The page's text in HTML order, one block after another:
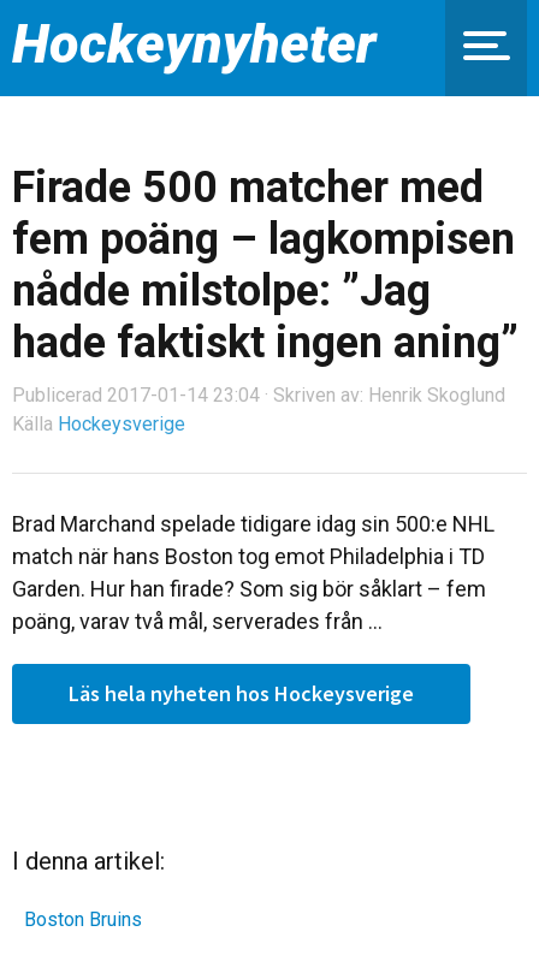
Hockeynyheter
Firade 500 matcher med
fem poäng – lagkompisen
nådde milstolpe: ”Jag
hade faktiskt ingen aning”
Publicerad 2017-01-14 23:04 · Skriven av: Henrik Skoglund
Källa Hockeysverige
Brad Marchand spelade tidigare idag sin 500:e NHL
match när hans Boston tog emot Philadelphia i TD
Garden. Hur han firade? Som sig bör såklart – fem
poäng, varav två mål, serverades från ...
Läs hela nyheten hos Hockeysverige
I denna artikel:
Boston Bruins